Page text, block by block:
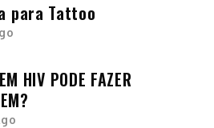
para Tattoo
HIV PODE FAZER